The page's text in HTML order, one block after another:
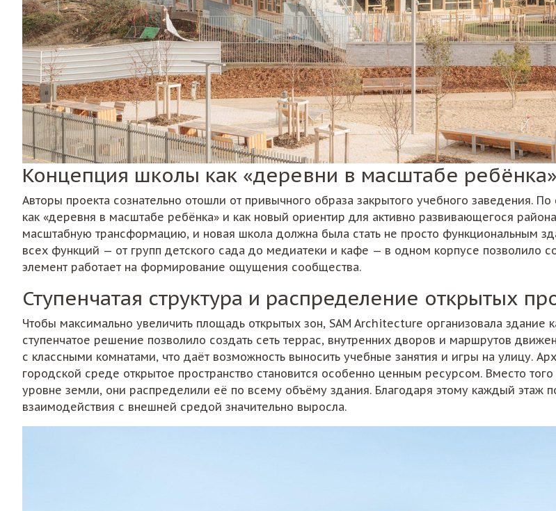
Концепция школы как «деревни в масштабе ребёнка»
Авторы проекта сознательно отошли от привычного образа закрытого учебного заведения.
как «деревня в масштабе ребёнка» и как новый ориентир для активно развивающегося
масштабную трансформацию, и новая школа должна была стать не просто функциональным
всех функций — от групп детского сада до медиатеки и кафе — в одном корпусе позволило
элемент работает на формирование ощущения сообщества.
Ступенчатая структура и распределение открытых
Чтобы максимально увеличить площадь открытых зон, SAM Architecture организовала
ступенчатое решение позволило создать сеть террас, внутренних дворов и маршрутов
с классными комнатами, что даёт возможность выносить учебные занятия и игры на улицу.
городской среде открытое пространство становится особенно ценным ресурсом. Вместо
уровне земли, они распределили её по всему объёму здания. Благодаря этому каждый
взаимодействия с внешней средой значительно выросла.